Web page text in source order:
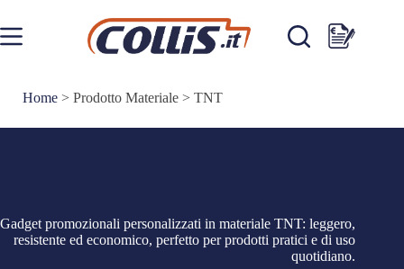
contenuto
Carrello
Home > Prodotto Materiale > TNT
Gadget promozionali personalizzati in materiale TNT: leggero,
resistente ed economico, perfetto per prodotti pratici e di uso
quotidiano.